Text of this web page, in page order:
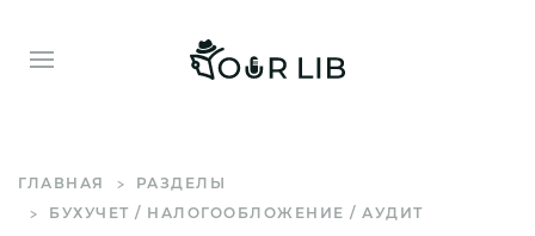
ГЛАВНАЯ
РАЗДЕЛЫ
БУХУЧЕТ / НАЛОГООБЛОЖЕНИЕ / АУДИТ